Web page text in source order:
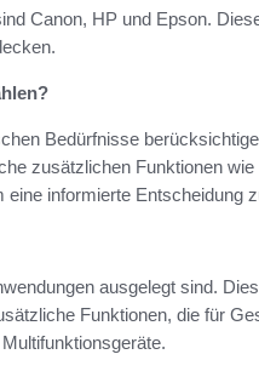
Canon, HP und Epson.
Bedürfnisse
zusätzlichen Funktionen
informierte Entscheidung
ausgelegt sind.
Funktionen, die für